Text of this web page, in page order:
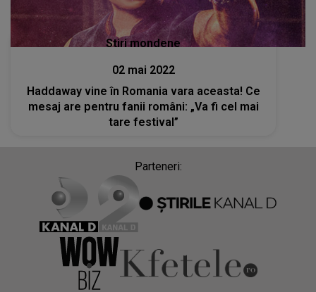
Stiri mondene
02 mai 2022
Haddaway vine în Romania vara aceasta! Ce
mesaj are pentru fanii români: „Va fi cel mai
tare festival”
Parteneri: